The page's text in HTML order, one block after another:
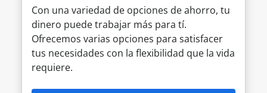
Con una variedad de opciones de ahorro, tu
dinero puede trabajar más para tí.
Ofrecemos varias opciones para satisfacer
tus necesidades con la flexibilidad que la vida
requiere.